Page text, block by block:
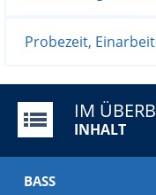
Probezeit,
IM
INHALT
BASS